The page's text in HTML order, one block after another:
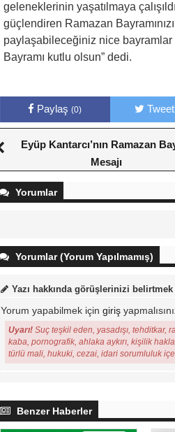
geleneklerinin yaşatılmaya
güçlendiren Ramazan
paylaşabileceğiniz nice
Bayramı kutlu olsun” dedi.
Paylaş(0)
Eyüp Kantarcı’nın Ramazan
Mesajı
Yorumlar
Yorumlar (Yorum Yapılmamış)
Yazı hakkında görüşlerinizi
Yorum yapabilmek için giriş
Uyarı! Suç teşkil eden, yasadışı, tehditkar,
kaba, pornografik, ahlaka aykırı, kişilik
türlü mali, hukuki, cezai, idari sorumluluk
Benzer Haberler